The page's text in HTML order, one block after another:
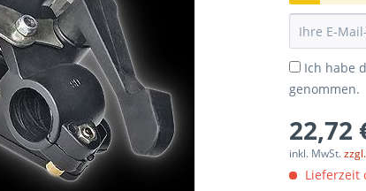
Ich habe
genommen.
22,72
inkl. MwSt.
Lieferzeit